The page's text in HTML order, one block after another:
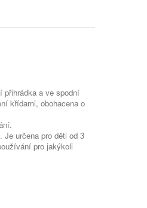
a ve spodní
křídami, obohacena o
určena pro děti od 3
pro jakýkoli